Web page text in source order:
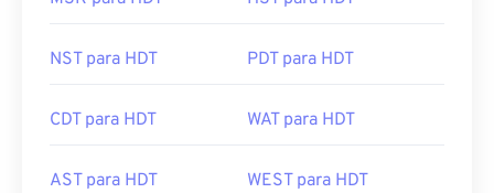
NST para HDT PDT para HDT
CDT para HDT WAT para HDT
AST para HDT WEST para HDT